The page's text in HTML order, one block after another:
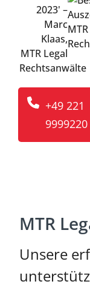
+49 221
9999220
MTR
Unsere